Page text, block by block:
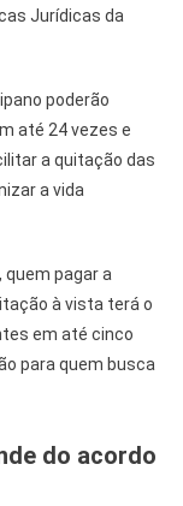
Jurídicas da
poderão
até 24 vezes e
a quitação das
a vida
quem pagar a
à vista terá o
em até cinco
para quem busca
do acordo